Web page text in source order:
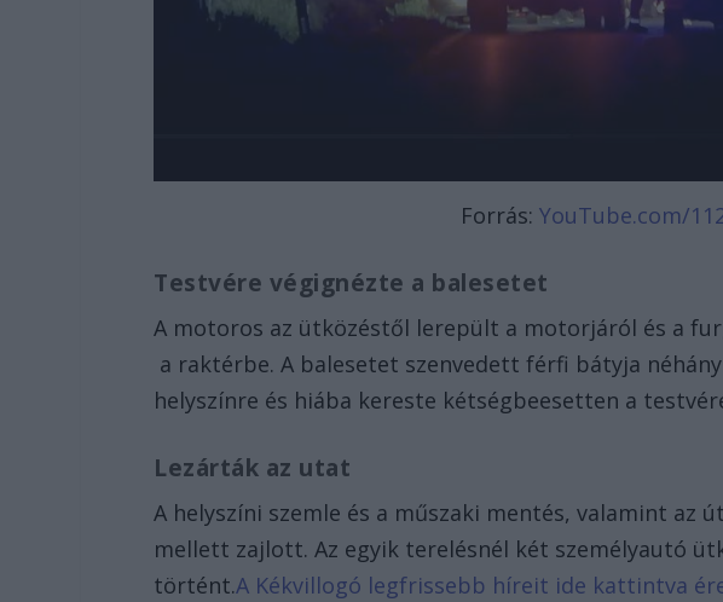
Forrás: YouTube.com/
Testvére végignézte a balesetet
A motoros az ütközéstől lerepült a motorjáról és a
a raktérbe. A balesetet szenvedett férfi bátyja
helyszínre és hiába kereste kétségbeesetten a
Lezárták az utat
A helyszíni szemle és a műszaki mentés, valamint az
mellett zajlott. Az egyik terelésnél két személyautó
történt.A Kékvillogó legfrissebb híreit ide kattintva